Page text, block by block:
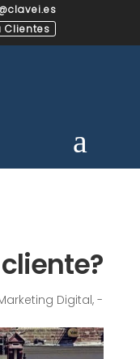
Clientes
Digital, -